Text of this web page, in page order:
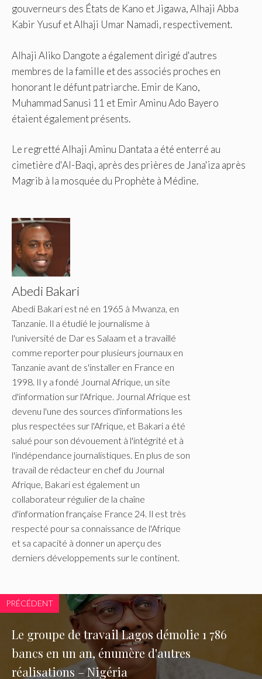
gouverneurs des États de Kano et Jigawa, Alhaji Abba
Kabir Yusuf et Alhaji Umar Namadi, respectivement.
Alhaji Aliko Dangote a également dirigé d'autres
membres de la famille et des associés proches en
honorant le défunt patriarche. Emir de Kano,
Muhammad Sanusi 11 et Emir Aminu Ado Bayero
étaient également présents.
Le regretté Alhaji Aminu Dantata a été enterré au
cimetière d'Al-Baqi, après des prières de Jana'iza après
Magrib à la mosquée du Prophète à Médine.
Abedi Bakari
Abedi Bakari est né en 1965 à Mwanza, en
Tanzanie. Il a étudié le journalisme à
l'université de Dar es Salaam et a travaillé
comme reporter pour plusieurs journaux en
Tanzanie avant de s'installer en France en
1998. Il y a fondé Journal Afrique, un site
d'information sur l'Afrique. Journal Afrique est
devenu l'une des sources d'informations les
plus respectées sur l'Afrique, et Bakari a été
salué pour son dévouement à l'intégrité et à
l'indépendance journalistiques. En plus de son
travail de rédacteur en chef du Journal
Afrique, Bakari est également un
collaborateur régulier de la chaîne
d'information française France 24. Il est très
respecté pour sa connaissance de l'Afrique
et sa capacité à donner un aperçu des
derniers développements sur le continent.
PRÉCÉDENT
Le groupe de travail Lagos démolie 1 786
bancs en un an, énumère d'autres
réalisations – Nigéria